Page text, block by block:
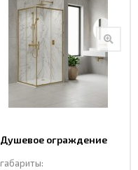
Душевое ограждение
раздвижная CL902MG-
габариты: